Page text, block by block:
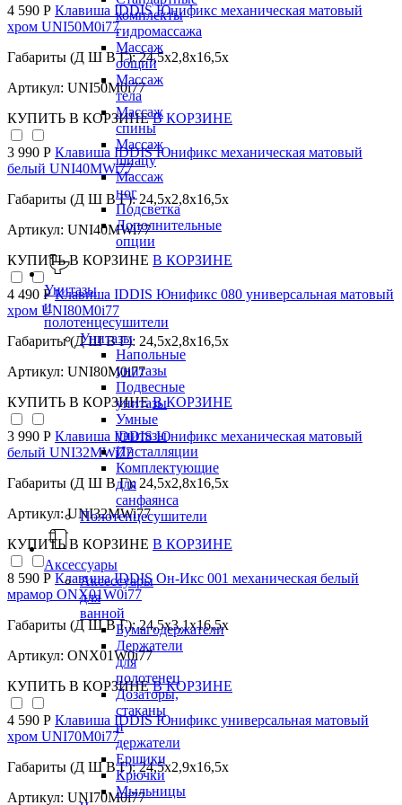
комплекты
гидромассажа
Массаж
общий
Массаж
тела
Массаж
спины
Массаж
шиацу
Массаж
ног
Подсветка
Дополнительные
опции
Унитазы
и
полотенцесушители
Унитазы
Напольные
унитазы
Подвесные
унитазы
Умные
унитазы
Инсталляции
Комплектующие
для
санфаянса
Полотенцесушители
Аксессуары
Аксессуары
для
ванной
Бумагодержатели
Держатели
для
полотенец
Дозаторы,
стаканы
и
держатели
Ершики
Крючки
Мыльницы
4 590 Р Клавиша IDDIS Юнификс механическая матовый
хром UNI50M0i77
Габариты (Д Ш В Г): 24,5x2,8x16,5x
Артикул: UNI50M0i77
КУПИТЬ В КОРЗИНЕ В КОРЗИНЕ
3 990 Р Клавиша IDDIS Юнификс механическая матовый
белый UNI40MWi77
Габариты (Д Ш В Г): 24,5x2,8x16,5x
Артикул: UNI40MWi77
КУПИТЬ В КОРЗИНЕ В КОРЗИНЕ
4 490 РКлавиша IDDIS Юнификс 080 универсальная матовый
хром UNI80M0i77
Габариты (Д Ш В Г): 24,5x2,8x16,5x
Артикул: UNI80M0i77
КУПИТЬ В КОРЗИНЕ В КОРЗИНЕ
3 990 Р Клавиша IDDIS Юнификс механическая матовый
белый UNI32MWi77
Габариты (Д Ш В Г): 24,5x2,8x16,5x
Артикул: UNI32MWi77
КУПИТЬ В КОРЗИНЕ В КОРЗИНЕ
8 590 Р Клавиша IDDIS Он-Икс 001 механическая белый
мрамор ONX01W0i77
Габариты (Д Ш В Г): 24,5x3,1x16,5x
Артикул: ONX01W0i77
КУПИТЬ В КОРЗИНЕ В КОРЗИНЕ
4 590 Р Клавиша IDDIS Юнификс универсальная матовый
хром UNI70M0i77
Габариты (Д Ш В Г): 24,5x2,9x16,5x
Артикул: UNI70M0i77